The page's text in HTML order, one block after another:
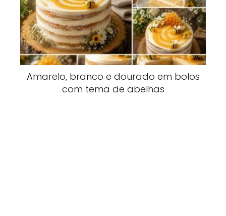
Amarelo, branco e dourado em bolos
com tema de abelhas